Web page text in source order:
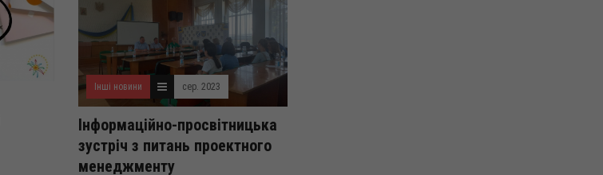
Інші новини сер. 2023
Інформаційно-просвітницька
зустріч з питань проектного
менеджменту